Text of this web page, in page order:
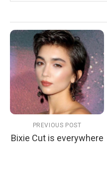
PREVIOUS POST
Bixie Cut is everywhere